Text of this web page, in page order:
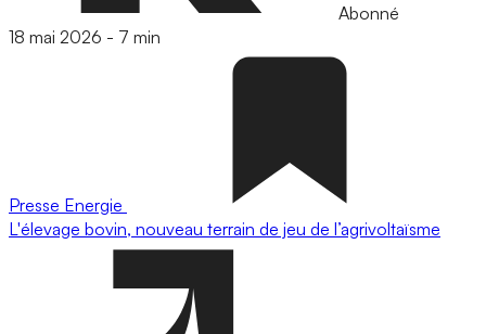
Abonné
18 mai 2026 - 7 min
Presse Energie
L'élevage bovin, nouveau terrain de jeu de l’agrivoltaïsme